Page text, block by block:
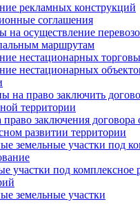
рекламных конструкций
соглашения
на осуществление
маршрутам
нестационарных
нестационарных
на право заключить
территории
право заключения договора
развитии территории
земельные участки под
участки под комплексное
земельные участки